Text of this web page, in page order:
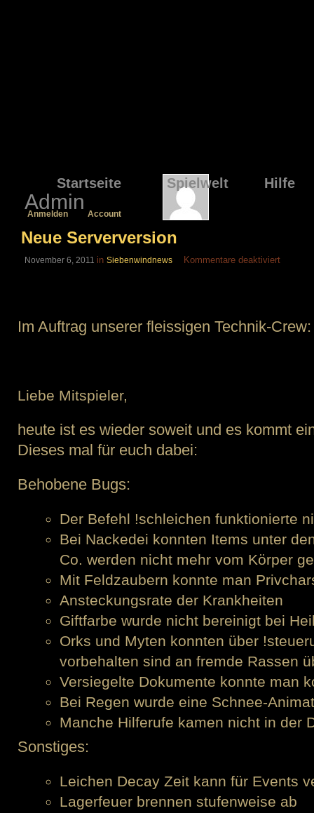
Startseite Spielwelt Hilfe
Admin
Anmelden Account
Neue Serverversion
November 6, 2011 in Siebenwindnews Kommentare deaktiviertfür
Im Auftrag unserer fleissigen Technik-Crew:
Liebe Mitspieler,
heute ist es wieder soweit und es kommt
Dieses mal für euch dabei:
Behobene Bugs:
Der Befehl !schleichen funktionierte
Bei Nackedei konnten Items unter
Co. werden nicht mehr vom Körper
Mit Feldzaubern konnte man
Ansteckungsrate der Krankheiten
Giftfarbe wurde nicht bereinigt bei
Orks und Myten konnten über
vorbehalten sind an fremde Rassen
Versiegelte Dokumente konnte man
Bei Regen wurde eine Schnee-
Manche Hilferufe kamen nicht in der
Sonstiges:
Leichen Decay Zeit kann für Events
Lagerfeuer brennen stufenweise ab